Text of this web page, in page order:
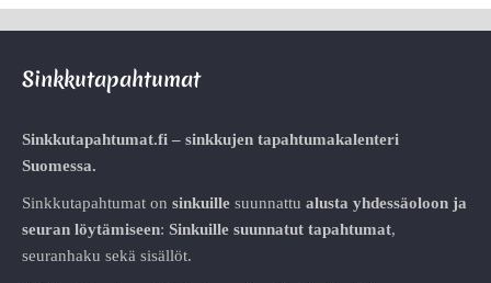
Sinkkutapahtumat
Sinkkutapahtumat.fi – sinkkujen tapahtumakalenteri
Suomessa.
Sinkkutapahtumat on sinkuille suunnattu alusta yhdessäoloon ja
seuran löytämiseen: Sinkuille suunnatut tapahtumat,
seuranhaku sekä sisällöt.